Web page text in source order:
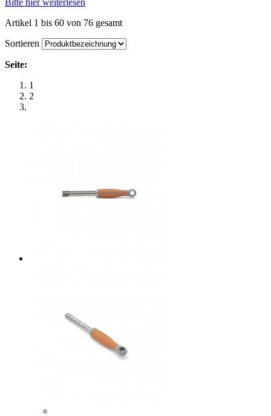
Artikel 1 bis 60 von 76 gesamt
Sortieren
Seite:
1
2